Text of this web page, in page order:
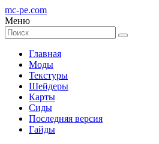
mc-pe.com
Меню
Главная
Моды
Текстуры
Шейдеры
Карты
Сиды
Последняя версия
Гайды